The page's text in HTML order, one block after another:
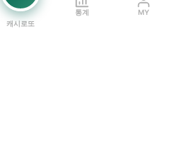
캐시로또
통계 MY